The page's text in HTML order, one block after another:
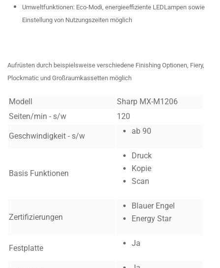
Umweltfunktionen: Eco-Modi, energieeffiziente LEDLampen sowie
Einstellung von Nutzungszeiten möglich
Aufrüsten durch beispielsweise verschiedene Finishing Optionen, Fiery,
Plockmatic und Großraumkassetten möglich
Modell
Sharp MX-M1206
Seiten/min - s/w
120
Geschwindigkeit - s/w
ab 90
Basis Funktionen
Druck
Kopie
Scan
Zertifizierungen
Blauer Engel
Energy Star
Festplatte
Ja